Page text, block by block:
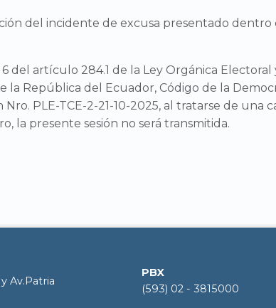
del incidente de excusa presentado dentro
del artículo 284.1 de la Ley Orgánica Electoral
la República del Ecuador, Código de la
PLE-TCE-2-21-10-2025, al tratarse de una
la presente sesión no será transmitida.
Av.Patria
PBX
(593) 02 - 3815000